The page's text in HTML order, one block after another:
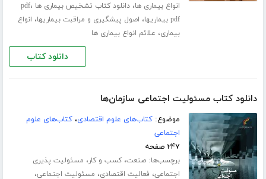
انواع بیماری ها،دانلود کتاب تشخیص بیماری ها pdf ،
pdf بیماریها ، اصول پیشگیری و مراقبت بیماریها، انواع
بیماری، علائم انواع بیماری ها
دانلود کتاب
دانلود کتاب مسئولیت اجتماعی سازمان‌ها
موضوع:کتاب‌های علوم اقتصادی،کتاب‌های علوم
اجتماعی
۲۴۷ صفحه
برچسب‌ها:صنعت،کسب و کار، مسئولیت پذیری
اجتماعی، فعالیت اقتصادی، مسئولیت اجتماعی،